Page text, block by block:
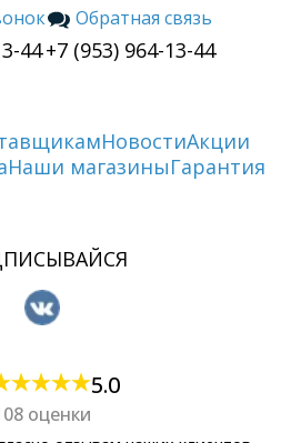
44
Обратная связь
+7 (953) 964-13-44
НовостиАкции
Наши магазиныГарантия
5.0
оценки